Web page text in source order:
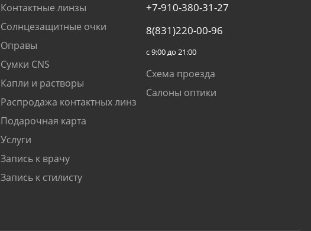
Контактные линзы
Солнцезащитные очки
Оправы
Сумки CNS
Капли и растворы
Распродажа контактных линз
Подарочная карта
Услуги
Запись к врачу
Запись к стилисту
+7-910-380-31-27
8(831)220-00-96
с 9:00 до 21:00
Схема проезда
Салоны оптики